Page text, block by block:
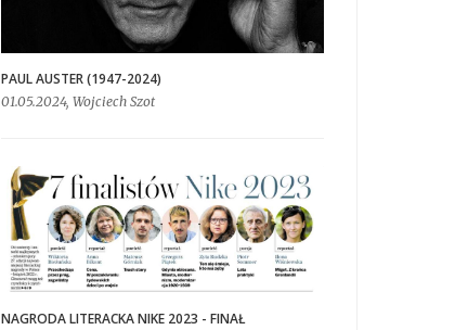
PAUL AUSTER (1947-2024)
01.05.2024, Wojciech Szot
NAGRODA LITERACKA NIKE 2023 - FINAŁ